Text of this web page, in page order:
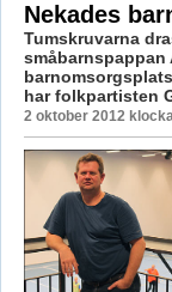
Nekades
Tumskruvarna
småbarnspappan
har folkpartisten
2 oktober 2012